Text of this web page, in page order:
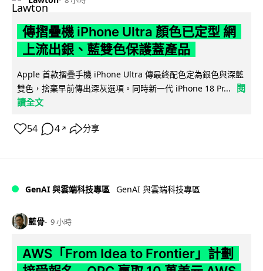
傳摺疊機 iPhone Ultra 顏色已定型 網
上流出銀、藍雙色保護蓋產品
Apple 首款摺疊手機 iPhone Ultra 傳最終配色定為銀色與深藍
雙色，捨棄早前傳出深灰選項。同時新一代 iPhone 18 Pr...
閱
讀全文
54 4 ↗ 分享
GenAI 與雲端科技專區 GenAI 與雲端科技專區
藍骨 9 小時
AWS「From Idea to Frontier」計劃